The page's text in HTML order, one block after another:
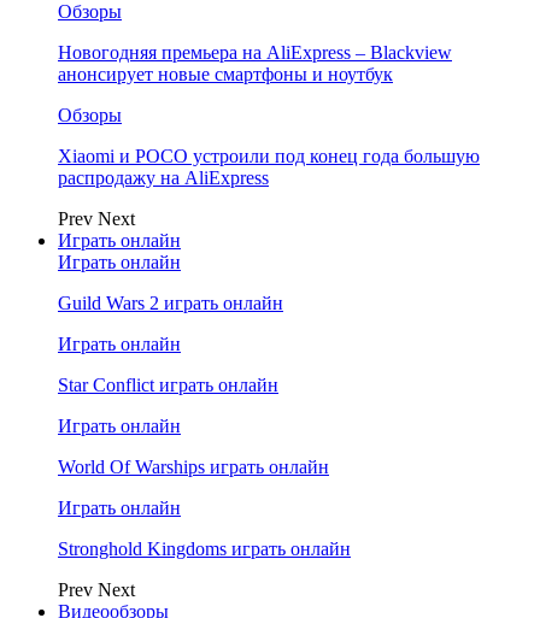
Обзоры
Новогодняя премьера на AliExpress – Blackview
анонсирует новые смартфоны и ноутбук
Обзоры
Xiaomi и POCO устроили под конец года большую
распродажу на AliExpress
Prev Next
Играть онлайн
Играть онлайн
Guild Wars 2 играть онлайн
Играть онлайн
Star Conflict играть онлайн
Играть онлайн
World Of Warships играть онлайн
Играть онлайн
Stronghold Kingdoms играть онлайн
Prev Next
Видеообзоры